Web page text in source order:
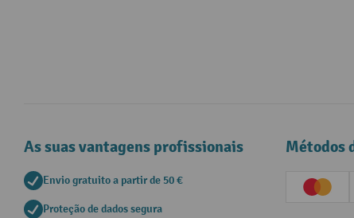
As suas vantagens profissionais
Envio gratuito a partir de 50 €
Proteção de dados segura
Métodos